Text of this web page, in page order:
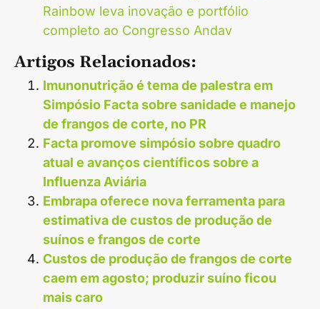
Rainbow leva inovação e portfólio
completo ao Congresso Andav
Artigos Relacionados:
Imunonutrição é tema de palestra em
Simpósio Facta sobre sanidade e manejo
de frangos de corte, no PR
Facta promove simpósio sobre quadro
atual e avanços científicos sobre a
Influenza Aviária
Embrapa oferece nova ferramenta para
estimativa de custos de produção de
suínos e frangos de corte
Custos de produção de frangos de corte
caem em agosto; produzir suíno ficou
mais caro